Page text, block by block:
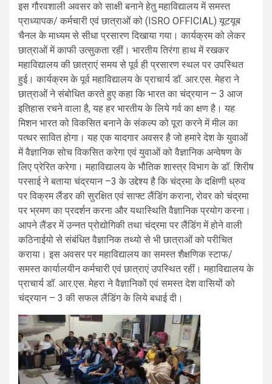
इस गौरवशाली अवसर को साक्षी बनाने हेतु महाविद्यालय में समस्‍त
प्राध्‍यापक/ कर्मचारी एवं छात्राओं को (ISRO OFFICIAL) यूटयूब
चैनल के माध्‍यम से सीधा प्रसारण दिखाया गया। कार्यक्रम को लेकर
छात्राओं में काफी उत्‍सुकता रहीं। भारतीय तिरंगा हाथ में रखकर
महाविद्यालय की छात्राएं समय से पूर्व ही प्रसारण स्‍थल पर उपस्थित
हुई। कार्यक्रम के पूर्व महाविद्यालय के प्राचार्य डॉ. आर.एस. मेहरा ने
छात्राओं ने संबोधित करते हुए कहा कि‍ भारत का चंद्रयान – 3 आज
इतिहास रचने वाला है, य‍ह हर भारतीय के लिये गर्व का क्षण है। यह
मिशन भारत को विकसित बनाने के संकल्‍प को पूरा करने में मील का
पत्‍थर सावित होगा। यह एक यादगार अवसर है जो हमारे देश के युवाओं
में वैज्ञानिक सोच विकसित करेगा एवं युवाओं को वैज्ञानिक अन्‍वेषण के
लिए प्रेरित करेगा। महाविद्यालय के भौतिक शास्‍त्र विभाग के डॉ. शिरीष
परसाई ने बताया चंद्रयान –3 के उद्देश्‍य है कि चंद्रमा के दक्षिणी ध्रुव
पर विक्रम लैंडर की सुरक्षित एवं साफ्ट लैंडिंग कराना, रोवर को चंद्रमा
पर भ्रमण का प्रदर्शन करना और यथास्थिति वैज्ञानिक प्रयोग करना।
आपने लैंडर में उन्‍नत प्रोद्योगिकी तथा चंद्रमा पर लैंडिंग में होने वाली
कठिनाईयो से संबंधित वैज्ञानिक तथ्‍यो से भी छात्राओं को परीचित
कराया। इस अवसर पर महाविद्यालय का समस्‍त शैक्षणिक स्‍टाफ/
समस्‍त कार्यालयीन कर्मचारी एवं छात्राएं उपस्थित रहीं। महाविद्यालय के
प्राचार्य डॉ. आर.एस. मेहरा ने वैज्ञानिकों एवं समस्‍त देश वासियों को
चंद्रयान – 3 की सफल लैंडिंग के लिये बधाई दी।